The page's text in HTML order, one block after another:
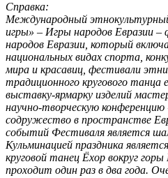
Справка:
Международный
игры» – Игры народов Евразии –
народов Евразии, который
национальных видах спорта,
мира и красавиц, фестивали
традиционного кругового танца
выставку-ярмарку изделий
научно-творческую
содружество в пространстве
событий Фестиваля является
Кульминацией праздника
круговой танец Ёхор вокруг
проходит один раз в два года.